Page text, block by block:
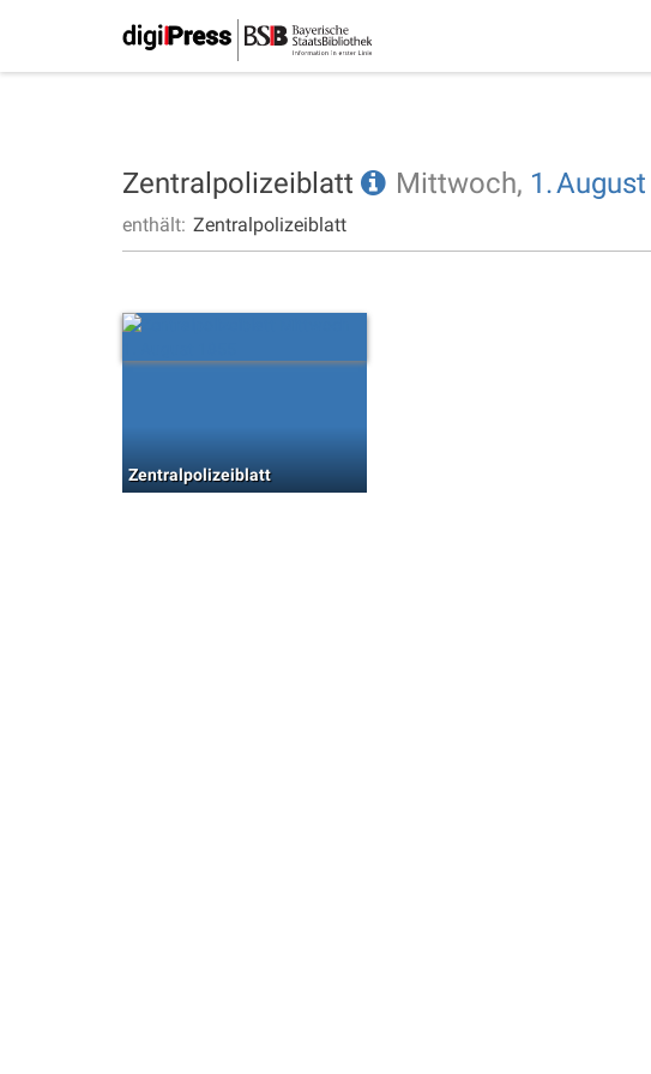
Zentralpolizeiblatt Mittwoch, 1.August
enthält: Zentralpolizeiblatt
Zentralpolizeiblatt